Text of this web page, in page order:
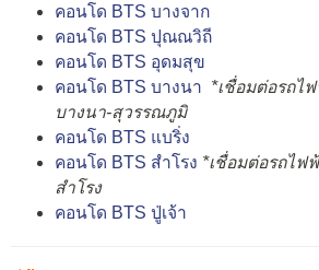
คอนโด BTS บางจาก
คอนโด BTS ปุณณวิถี
คอนโด BTS อุดมสุข
คอนโด BTS บางนา *เชื่อมต่อรถไ
บางนา-สุวรรณภูมิ
คอนโด BTS แบริ่ง
คอนโด BTS สำโรง *เชื่อมต่อรถไฟ
สำโรง
คอนโด BTS ปู่เจ้า